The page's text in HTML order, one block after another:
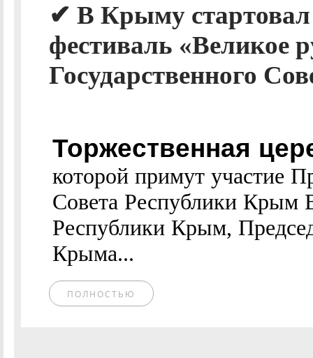
✔ В Крыму
фестиваль «Великое
Государственного
Торжественная
которой примут участие
Совета Республики Крым
Республики Крым,
Крыма...
ПОЛНОСТЬЮ